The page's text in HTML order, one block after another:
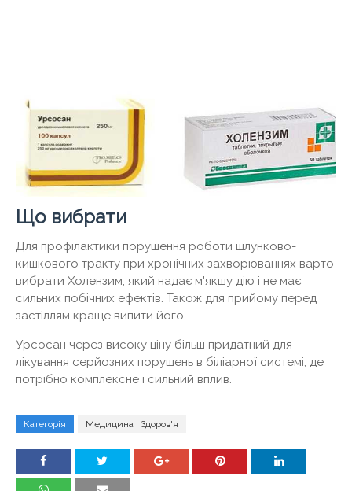
Що вибрати
Для профілактики порушення роботи шлунково-
кишкового тракту при хронічних захворюваннях варто
вибрати Холензим, який надає м'якшу дію і не має
сильних побічних ефектів. Також для прийому перед
застіллям краще випити його.
Урсосан через високу ціну більш придатний для
лікування серйозних порушень в біліарної системі, де
потрібно комплексне і сильний вплив.
Категорія Медицина І Здоров'я